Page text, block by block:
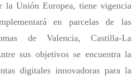
la Unión Europea, tiene vigencia
en parcelas de las
de Valencia, Castilla-La
sus objetivos se encuentra la
digitales innovadoras para la